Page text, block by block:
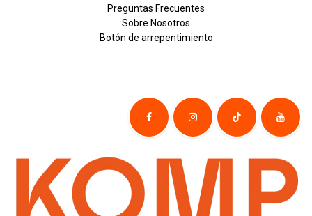
Preguntas Frecuentes
Sobre Nosotros
Botón de ​arrepentim​​​iento